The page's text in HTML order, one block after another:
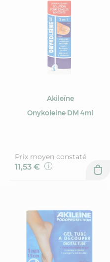
Akileïne
Onykoleine DM 4ml
Prix moyen constaté
11,53 €